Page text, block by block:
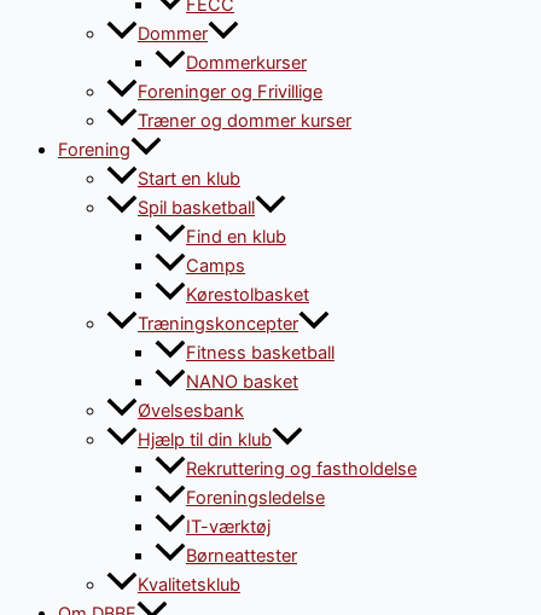
FECC
Dommer
Dommerkurser
Foreninger og Frivillige
Træner og dommer kurser
Forening
Start en klub
Spil basketball
Find en klub
Camps
Kørestolbasket
Træningskoncepter
Fitness basketball
NANO basket
Øvelsesbank
Hjælp til din klub
Rekruttering og fastholdelse
Foreningsledelse
IT-værktøj
Børneattester
Kvalitetsklub